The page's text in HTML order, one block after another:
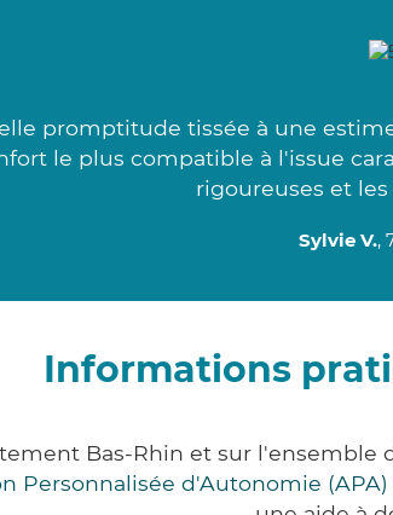
promptitude tissée à une
le plus compatible à l'issue
rigoureuses et
Sylvie V.,
Informations
Bas-Rhin et sur l'ensemble
Personnalisée d'Autonomie (APA)